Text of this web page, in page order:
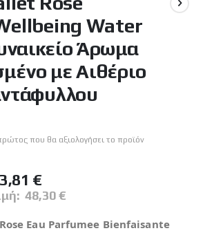
Water
Άρωμα
με Αιθέριο
που θα αξιολογήσει το προϊόν
€
48,30 €
Eau Parfumee Bienfaisante